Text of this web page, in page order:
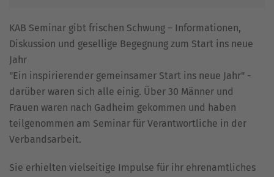
KAB Seminar gibt frischen Schwung – Informationen,
Diskussion und gesellige Begegnung zum Start ins neue
Jahr
"Ein inspirierender gemeinsamer Start ins neue Jahr" -
darüber waren sich alle einig. Über 30 Männer und
Frauen waren nach Gadheim gekommen und haben
teilgenommen am Seminar für Verantwortliche in der
Verbandsarbeit.
Sie erhielten vielseitige Impulse für ihr ehrenamtliches